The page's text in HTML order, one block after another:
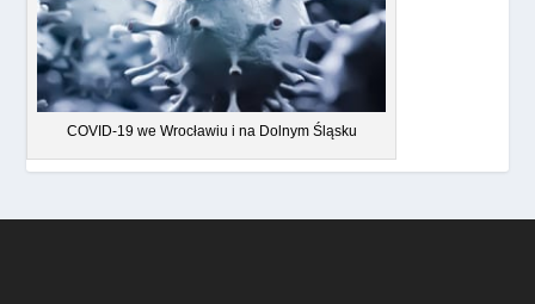
COVID-19 we Wrocławiu i na Dolnym Śląsku